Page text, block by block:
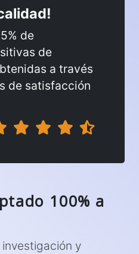
de
de
a través
de satisfacción
100% a
y